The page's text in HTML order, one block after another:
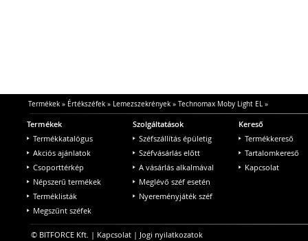
Termékek» Értékszéfek» Lemezszekrények» Technomax Moby Light EL»
Termékek
Termékkatalógus
Akciós ajánlatok
Csoporttérkép
Népszerű termékek
Terméklisták
Megszűnt széfek
Szolgáltatások
Széfszállítás épületig
Széfvásárlás előtt
A vásárlás alkalmával
Meglévő széf esetén
Nyereményjáték széf
Kereső
Termékkereső
Tartalomkereső
Kapcsolat
© BITFORCE Kft. | Kapcsolat | Jogi nyilatkozatok